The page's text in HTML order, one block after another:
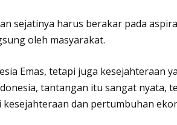
sejatinya harus berakar pada
oleh masyarakat.
Emas, tetapi juga kesejahteraan
tantangan itu sangat nyata,
dan pertumbuhan